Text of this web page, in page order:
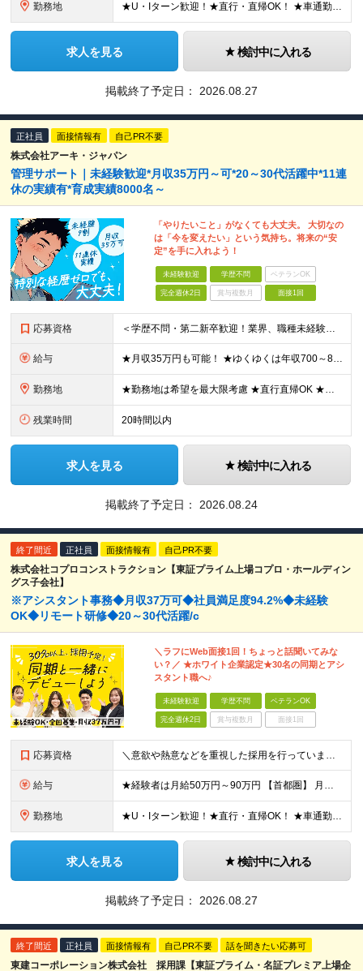
勤務地 ★U・Iターン歓迎！★直行・直帰OK！ ★車通勤可能のエリアもあり！★出張なしの働き方も可能 全国47都道府県の各プロジェクト（転勤なし！勤務地に対する希望も実現可能！） 「自宅から1時間以内で通え
求人を見る 検討中に入れる
掲載終了予定日： 2026.08.27
正社員 面接情報有 自己PR不要
株式会社アーキ・ジャパン
管理サポート｜未経験歓迎*月収35万円～可*20～30代活躍中*11連
休の実績有*育成実績8000名～
「やりたいこと」がなくても大丈夫。 大切なの
は「今を変えたい」という気持ち。将来の“安
定”を手に入れよう！
未経験歓迎 学歴不問 ベテランOK
完全週休2日 賞与複数月 面接1回
応募資格 ＜学歴不問・第二新卒歓迎！業界、職種未経験歓迎！20代～30代活躍中＞ ★35歳以下の方（若年層の長期キャリア形成を図るため） ★フリーター・正社員未経験・社会人未経験OK ★転職回数が多い方もぜひ
給与 ★月収35万円も可能！ ★ゆくゆくは年収700～800万円も！ ★手当が多数あり ・残業手当（100％）★1分単位で支給 ・資格手当（最大月6万円） ・結婚/出産祝金（最大3万円） 【首都圏・北関東
勤務地 ★勤務地は希望を最大限考慮 ★直行直帰OK ★車通勤のエリアもあり ★研修は、下記いずれかの研修センターで行います ・東京校（東京本社とアクセスは同様） ・大阪校（大阪府大阪市中央区道修町 2-1-1
残業時間 20時間以内
求人を見る 検討中に入れる
掲載終了予定日： 2026.08.24
終了間近 正社員 面接情報有 自己PR不要
株式会社コプロコンストラクション【東証プライム上場コプロ・ホールディン
グス子会社】
※アシスタント事務◆月収37万可◆社員満足度94.2%◆未経験
OK◆リモート研修◆20～30代活躍/c
＼ラフにWeb面接1回！ちょっと話聞いてみな
い？／ ★ホワイト企業認定★30名の同期とアシ
スタント職へ♪
未経験歓迎 学歴不問 ベテランOK
完全週休2日 賞与複数月 面接1回
応募資格 ＼意欲や熱意などを重視した採用を行っています／ ●未経験・第二新卒歓迎 ●学歴・年齢・転職回数は一切不問です！ ※新卒の方もご応募可能 （待遇・募集要項等は別途ご案内いたします） ※入社時期は柔軟に対
給与 ★経験者は月給50万円～90万円 【首都圏】 月給30万1230円〜 ⇒基本22万7000円+地域6万4230円+皆勤1万円 【群馬/栃木/茨城】 月給28万1090円〜 ⇒基本23万4000円+
勤務地 ★U・Iターン歓迎！★直行・直帰OK！ ★車通勤可能のエリアもあり！★出張なしの働き方も可能 全国47都道府県の各プロジェクト（転勤なし！勤務地に対する希望も実現可能！） 「自宅から1時間以内で通え
求人を見る 検討中に入れる
掲載終了予定日： 2026.08.27
終了間近 正社員 面接情報有 自己PR不要 話を聞きたい応募可
東建コーポレーション株式会社 採用課【東証プライム・名証プレミア上場企